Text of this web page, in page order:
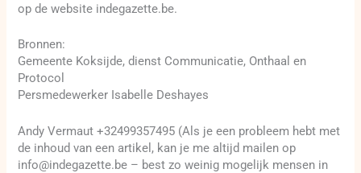
op de website indegazette.be.
Bronnen:
Gemeente Koksijde, dienst Communicatie, Onthaal en
Protocol
Persmedewerker Isabelle Deshayes
Andy Vermaut +32499357495 (Als je een probleem hebt met
de inhoud van een artikel, kan je me altijd mailen op
info@indegazette.be – best zo weinig mogelijk mensen in